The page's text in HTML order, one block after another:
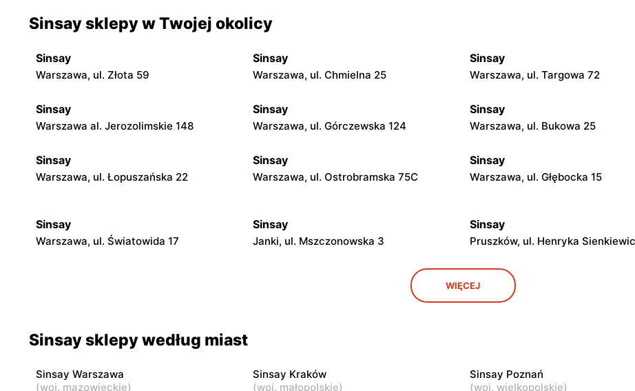
Sinsay sklepy w Twojej okolicy
Sinsay
Warszawa, ul. Złota 59
Sinsay
Warszawa, ul. Chmielna 25
Sinsay
Warszawa, ul. Targowa 72
Sinsay
Warszawa al. Jerozolimskie 148
Sinsay
Warszawa, ul. Górczewska 124
Sinsay
Warszawa, ul. Bukowa 25
Sinsay
Warszawa, ul. Łopuszańska 22
Sinsay
Warszawa, ul. Ostrobramska 75C
Sinsay
Warszawa, ul. Głębocka 15
Sinsay
Warszawa, ul. Światowida 17
Sinsay
Janki, ul. Mszczonowska 3
Sinsay
Pruszków, ul. Henryka
Otwock, ul. Płk. Ryszarda Kuklińskiego 1
Sinsay
Otwock, ul. Karczewska 6
Łubna, ul. Łubna 69
WIĘCEJ
Sinsay sklepy według miast
Sinsay Warszawa
(woj. mazowieckie)
Sinsay Kraków
(woj. małopolskie)
Sinsay Poznań
(woj. wielkopolskie)